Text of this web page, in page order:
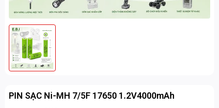
PIN SẠC Ni-MH 7/5F 17650 1.2V4000mAh